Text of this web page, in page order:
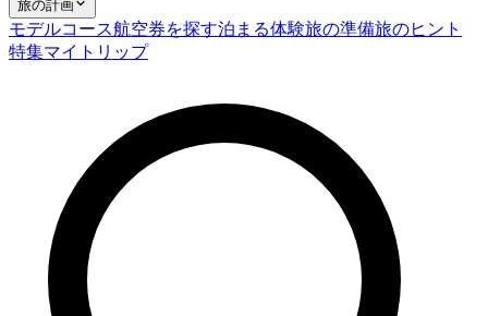
旅の計画
モデルコース航空券を探す泊まる体験旅の準備旅のヒント
特集マイトリップ